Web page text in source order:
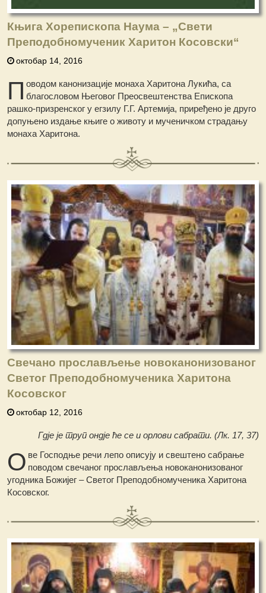
Књига Хорепископа Наума – „Свети
Преподобномученик Харитон Косовски“
октобар 14, 2016
П оводом канонизације монаха Харитона Лукића, са
благословом Његовог Преосвештенства Епископа
рашко-призренског у егзилу Г.Г. Артемија, приређено је друго
допуњено издање књиге о животу и мученичком страдању
монаха Харитона.
Свечано прослављење новоканонизованог
Светог Преподобномученика Харитона
Косовског
октобар 12, 2016
Гдје је труп ондје ће се и орлови сабрати. (Лк. 17, 37)
О ве Господње речи лепо описују и свештено сабрање
поводом свечаног прослављења новоканонизованог
угодника Божијег – Светог Преподобномученика Харитона
Косовског.